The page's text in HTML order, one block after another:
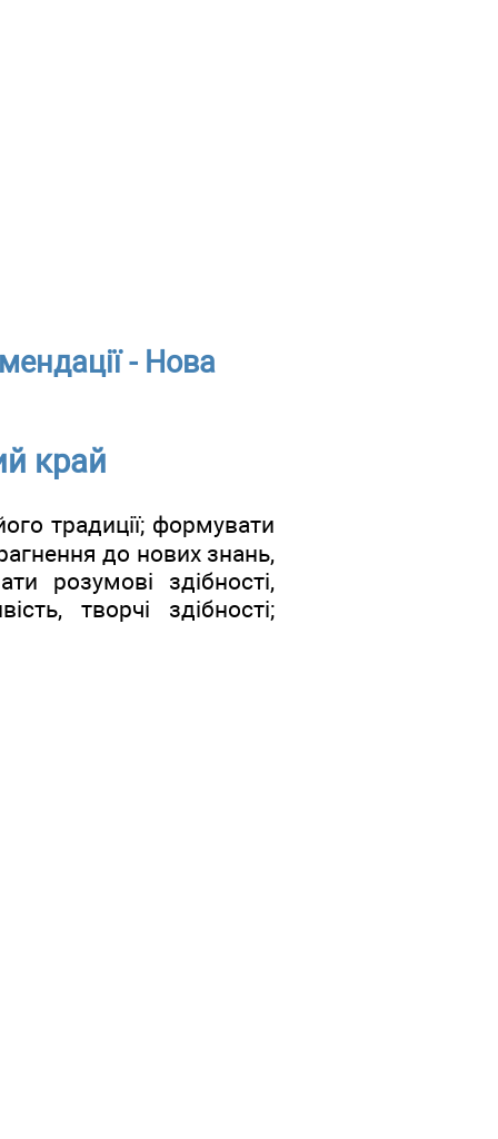
- Нова
край
традиції; формувати
до нових знань,
розумові здібності,
творчі здібності;